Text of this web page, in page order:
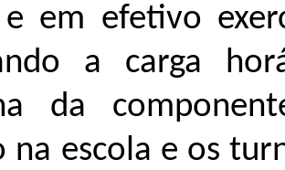
e em efetivo
a carga
da
na escola e os